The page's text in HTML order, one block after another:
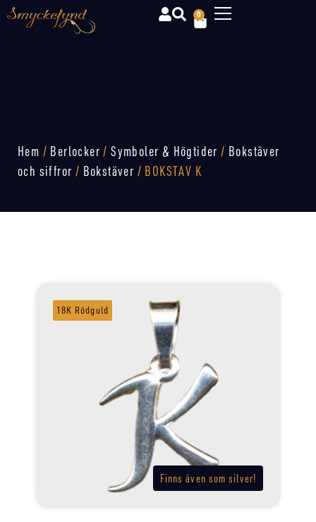
0
Hem / Berlocker /Symboler & Högtider / Bokstäver
och siffror / Bokstäver / BOKSTAV K
Finns även som silver!
18K Rödguld